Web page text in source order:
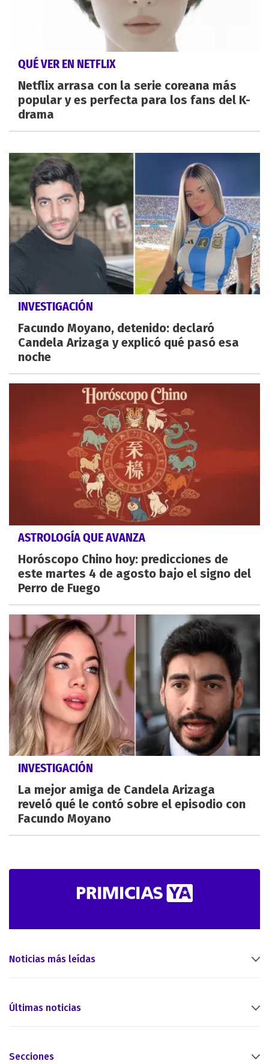
QUÉ VER EN NETFLIX
Netflix arrasa con la serie coreana más
popular y es perfecta para los fans del K-
drama
INVESTIGACIÓN
Facundo Moyano, detenido: declaró
Candela Arizaga y explicó qué pasó esa
noche
ASTROLOGÍA QUE AVANZA
Horóscopo Chino hoy: predicciones de
este martes 4 de agosto bajo el signo del
Perro de Fuego
INVESTIGACIÓN
La mejor amiga de Candela Arizaga
reveló qué le contó sobre el episodio con
Facundo Moyano
Noticias más leídas
Últimas noticias
Secciones